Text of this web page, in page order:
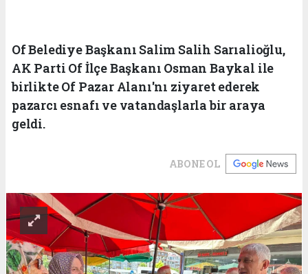
Of Belediye Başkanı Salim Salih Sarıalioğlu,
AK Parti Of İlçe Başkanı Osman Baykal ile
birlikte Of Pazar Alanı'nı ziyaret ederek
pazarcı esnafı ve vatandaşlarla bir araya
geldi.
ABONE OL